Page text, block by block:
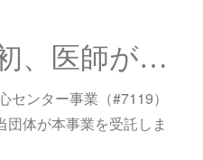
【特報】全国初、医師が応対する#7119が始まります！！
ンター事業（#7119）
体が本事業を受託しま